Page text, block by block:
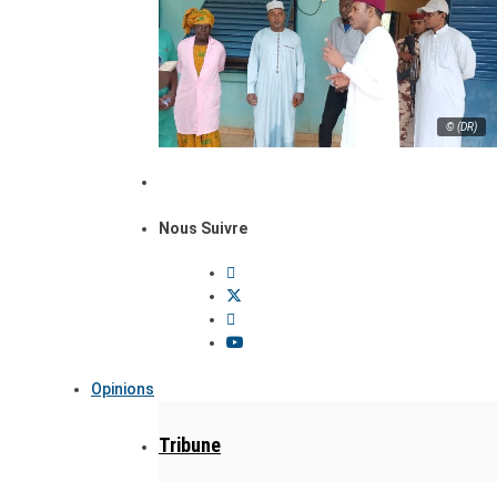
© (DR)
Nous Suivre
Opinions
Tribune